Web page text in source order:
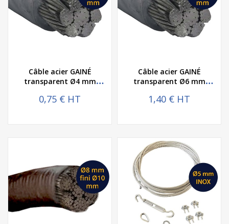
Câble acier GAINÉ
transparent Ø4 mm
0,75 € HT
Câble acier GAINÉ
transparent Ø6 mm
1,40 € HT